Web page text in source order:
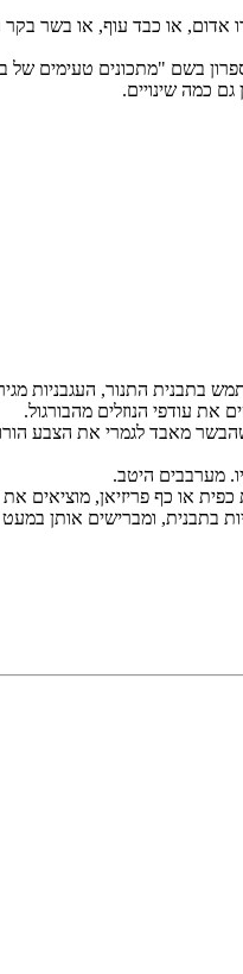
או כבד עוף, או בשר
כמה שינויים.
מאבד לגמרי את הצבע
מערבבים היטב.
בתבנית, ומברישים אותן במעט